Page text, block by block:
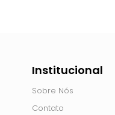
Institucional
Sobre Nós
Contato